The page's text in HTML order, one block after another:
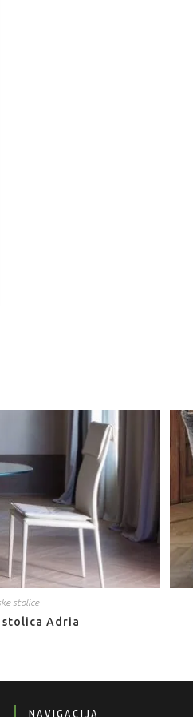
stolice
Adria
NAVIGACIJA